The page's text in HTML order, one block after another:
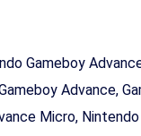
Gameboy
Advance,
Micro,